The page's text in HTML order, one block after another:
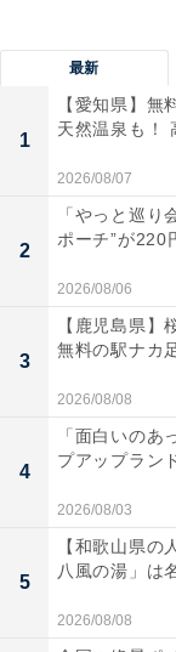
毎月のお小遣い
毎月の貯金額：3
貯金総額：500
総務省統計局が
（2024年）」
費支出は18万7
6543円ですが、
くるので、住居
近い平均生活費
実家を出るかど
「恋愛中だが結
最新
1
【愛知県】
天然温泉も！
2026/08/07
2
「やっと巡り
ポーチ”が220
2026/08/06
3
【鹿児島県】
無料の駅ナカ
2026/08/08
4
「面白いのあ
プアップラン
2026/08/03
5
【和歌山県の
八風の湯」は
2026/08/08